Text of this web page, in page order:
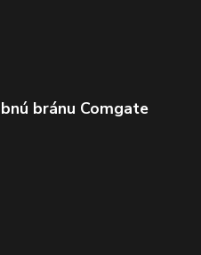
bránu Comgate